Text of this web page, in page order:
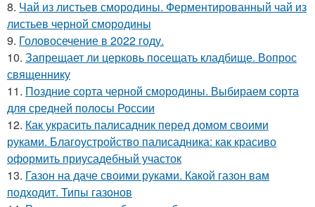
8. Чай из листьев смородины. Ферментированный чай из
листьев черной смородины
9. Головосечение в 2022 году.
10. Запрещает ли церковь посещать кладбище. Вопрос
священнику
11. Поздние сорта черной смородины. Выбираем сорта
для средней полосы России
12. Как украсить палисадник перед домом своими
руками. Благоустройство палисадника: как красиво
оформить приусадебный участок
13. Газон на даче своими руками. Какой газон вам
подходит. Типы газонов